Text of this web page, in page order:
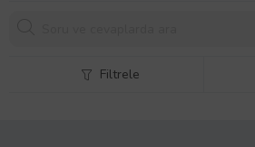
Filtrele